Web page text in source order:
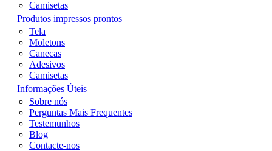
Camisetas
Produtos impressos prontos
Tela
Moletons
Canecas
Adesivos
Camisetas
Informações Úteis
Sobre nós
Perguntas Mais Frequentes
Testemunhos
Blog
Contacte-nos